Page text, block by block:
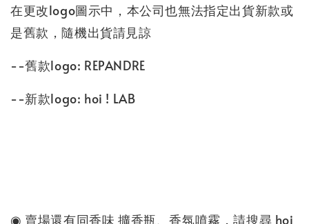
在更改logo圖示中，本公司也無法指定出貨新款或
是舊款，隨機出貨請見諒
--舊款logo: REPANDRE
--新款logo: hoi ! LAB
◉ 賣場還有同香味 擴香瓶、香氛噴霧，請搜尋 hoi